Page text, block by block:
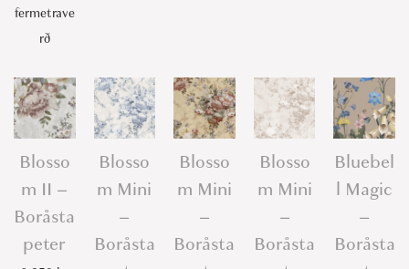
fermetrave
rð
Blosso
m II –
Boråsta
peter
Blosso
m Mini
–
Boråsta
Blosso
m Mini
–
Boråsta
Blosso
m Mini
–
Boråsta
Bluebel
l Magic
–
Boråsta